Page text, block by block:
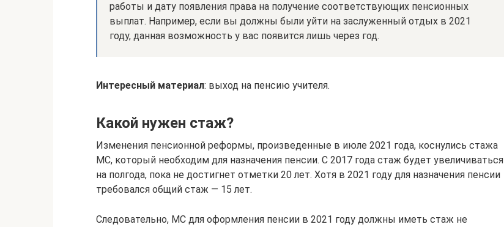
работы и дату появления права на получение соответствующих пенсионных
выплат. Например, если вы должны были уйти на заслуженный отдых в 2021
году, данная возможность у вас появится лишь через год.
Интересный материал: выход на пенсию учителя.
Какой нужен стаж?
Изменения пенсионной реформы, произведенные в июле 2021 года, коснулись стажа
МС, который необходим для назначения пенсии. С 2017 года стаж будет увеличиваться
на полгода, пока не достигнет отметки 20 лет. Хотя в 2021 году для назначения пенсии
требовался общий стаж — 15 лет.
Следовательно, МС для оформления пенсии в 2021 году должны иметь стаж не